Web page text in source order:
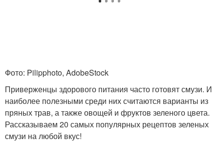
Фото: Pilipphoto, AdobeStock
Приверженцы здорового питания часто готовят смузи. И
наиболее полезными среди них считаются варианты из
пряных трав, а также овощей и фруктов зеленого цвета.
Рассказываем 20 самых популярных рецептов зеленых
смузи на любой вкус!